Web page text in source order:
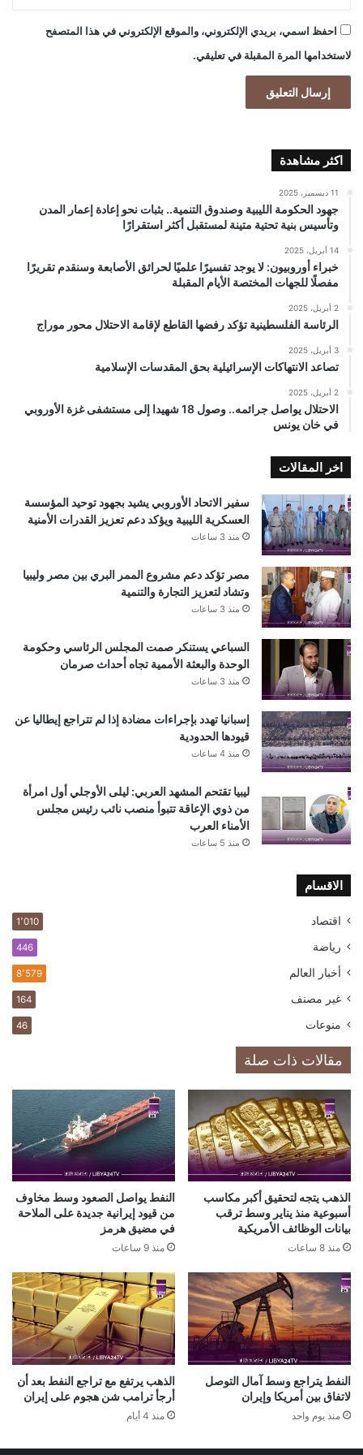
احفظ اسمي، بريدي الإلكتروني، والموقع الإلكتروني في هذا المتصفح
لاستخدامها المرة المقبلة في تعليقي.
اكثر مشاهدة
11 ديسمبر، 2025
جهود الحكومة الليبية وصندوق التنمية.. بثبات نحو إعادة إعمار المدن
وتأسيس بنية تحتية متينة لمستقبل أكثر استقرارًا
14 أبريل، 2025
خبراء أوروبيون: لا يوجد تفسيرًا علميًا لحرائق الأصابعة وسنقدم تقريرًا
مفصلًا للجهات المختصة الأيام المقبلة
2 أبريل، 2025
الرئاسة الفلسطينية تؤكد رفضها القاطع لإقامة الاحتلال محور موراج
3 أبريل، 2025
تصاعد الانتهاكات الإسرائيلية بحق المقدسات الإسلامية
2 أبريل، 2025
الاحتلال يواصل جرائمه.. وصول 18 شهيدا إلى مستشفى غزة الأوروبي
في خان يونس
اخر المقالات
سفير الاتحاد الأوروبي يشيد بجهود توحيد المؤسسة
العسكرية الليبية ويؤكد دعم تعزيز القدرات الأمنية
منذ 3 ساعات
مصر تؤكد دعم مشروع الممر البري بين مصر وليبيا
وتشاد لتعزيز التجارة والتنمية
منذ 3 ساعات
السباعي يستنكر صمت المجلس الرئاسي وحكومة
الوحدة والبعثة الأممية تجاه أحداث صرمان
منذ 3 ساعات
إسبانيا تهدد بإجراءات مضادة إذا لم تتراجع إيطاليا عن
قيودها الحدودية
منذ 4 ساعات
ليبيا تقتحم المشهد العربي: ليلى الأوجلي أول امرأة
من ذوي الإعاقة تتبوأ منصب نائب رئيس مجلس
الأمناء العرب
منذ 5 ساعات
الاقسام
اقتصاد 1٬010
رياضة 446
أخبار العالم 8٬579
غير مصنف 164
منوعات 46
مقالات ذات صلة
الذهب يتجه لتحقيق أكبر مكاسب
أسبوعية منذ يناير وسط ترقب
بيانات الوظائف الأمريكية
منذ 8 ساعات
النفط يواصل الصعود وسط مخاوف
من قيود إيرانية جديدة على الملاحة
في مضيق هرمز
منذ 9 ساعات
النفط يتراجع وسط آمال التوصل
لاتفاق بين أمريكا وإيران
منذ يوم واحد
الذهب يرتفع مع تراجع النفط بعد أن
أرجأ ترامب شن هجوم على إيران
منذ 4 أيام